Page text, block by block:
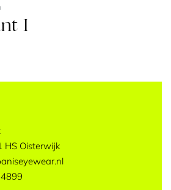
I
HS Oisterwijk